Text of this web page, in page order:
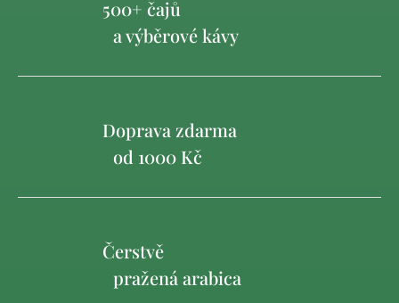
500+ čajů
a výběrové kávy
Doprava zdarma
od 1000 Kč
Čerstvě
pražená arabica